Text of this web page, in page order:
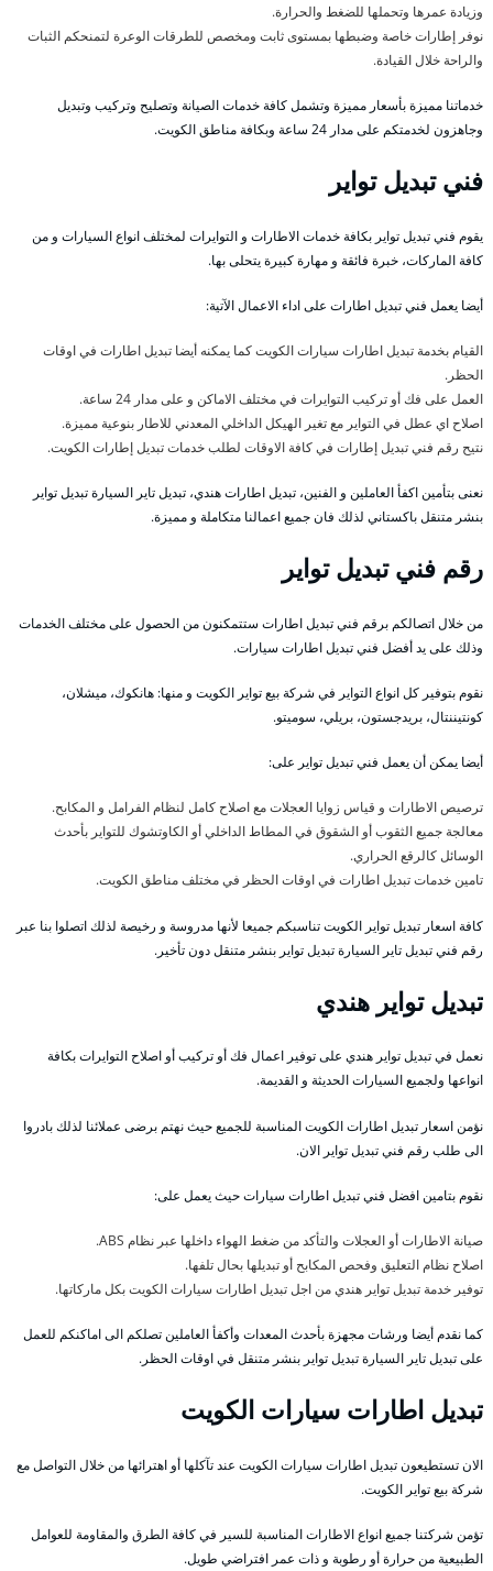
وزيادة عمرها وتحملها للضغط والحرارة.
نوفر إطارات خاصة وضبطها بمستوى ثابت ومخصص للطرقات الوعرة لتمنحكم الثبات
والراحة خلال القيادة.
خدماتنا مميزة بأسعار مميزة وتشمل كافة خدمات الصيانة وتصليح وتركيب وتبديل
وجاهزون لخدمتكم على مدار 24 ساعة وبكافة مناطق الكويت.
فني تبديل تواير
يقوم فني تبديل تواير بكافة خدمات الاطارات و التوايرات لمختلف انواع السيارات و من
كافة الماركات، خبرة فائقة و مهارة كبيرة يتحلى بها.
أيضا يعمل فني تبديل اطارات على اداء الاعمال الآتية:
القيام بخدمة تبديل اطارات سيارات الكويت كما يمكنه أيضا تبديل اطارات في اوقات
الحظر.
العمل على فك أو تركيب التوايرات في مختلف الاماكن و على مدار 24 ساعة.
اصلاح اي عطل في التواير مع تغير الهيكل الداخلي المعدني للاطار بنوعية مميزة.
نتيح رقم فني تبديل إطارات في كافة الاوقات لطلب خدمات تبديل إطارات الكويت.
نعنى بتأمين اكفأ العاملين و الفنين، تبديل اطارات هندي، تبديل تاير السيارة تبديل تواير
بنشر متنقل باكستاني لذلك فان جميع اعمالنا متكاملة و مميزة.
رقم فني تبديل تواير
من خلال اتصالكم برقم فني تبديل اطارات ستتمكنون من الحصول على مختلف الخدمات
وذلك على يد أفضل فني تبديل اطارات سيارات.
نقوم بتوفير كل انواع التواير في شركة بيع تواير الكويت و منها: هانكوك، ميشلان،
كونتيننتال، بريدجستون، بريلي، سوميتو.
أيضا يمكن أن يعمل فني تبديل تواير على:
ترصيص الاطارات و قياس زوايا العجلات مع اصلاح كامل لنظام الفرامل و المكابح.
معالجة جميع الثقوب أو الشقوق في المطاط الداخلي أو الكاوتشوك للتواير بأحدث
الوسائل كالرقع الحراري.
تامين خدمات تبديل اطارات في اوقات الحظر في مختلف مناطق الكويت.
كافة اسعار تبديل تواير الكويت تناسبكم جميعا لأنها مدروسة و رخيصة لذلك اتصلوا بنا عبر
رقم فني تبديل تاير السيارة تبديل تواير بنشر متنقل دون تأخير.
تبديل تواير هندي
نعمل في تبديل تواير هندي على توفير اعمال فك أو تركيب أو اصلاح التوايرات بكافة
انواعها ولجميع السيارات الحديثة و القديمة.
نؤمن اسعار تبديل اطارات الكويت المناسبة للجميع حيث نهتم برضى عملائنا لذلك بادروا
الى طلب رقم فني تبديل تواير الان.
نقوم بتامين افضل فني تبديل اطارات سيارات حيث يعمل على:
صيانة الاطارات أو العجلات والتأكد من ضغط الهواء داخلها عبر نظام ABS.
اصلاح نظام التعليق وفحص المكابح أو تبديلها بحال تلفها.
توفير خدمة تبديل تواير هندي من اجل تبديل اطارات سيارات الكويت بكل ماركاتها.
كما نقدم أيضا ورشات مجهزة بأحدث المعدات وأكفأ العاملين تصلكم الى اماكنكم للعمل
على تبديل تاير السيارة تبديل تواير بنشر متنقل في اوقات الحظر.
تبديل اطارات سيارات الكويت
الان تستطيعون تبديل اطارات سيارات الكويت عند تآكلها أو اهترائها من خلال التواصل مع
شركة بيع تواير الكويت.
تؤمن شركتنا جميع انواع الاطارات المناسبة للسير في كافة الطرق والمقاومة للعوامل
الطبيعية من حرارة أو رطوبة و ذات عمر افتراضي طويل.